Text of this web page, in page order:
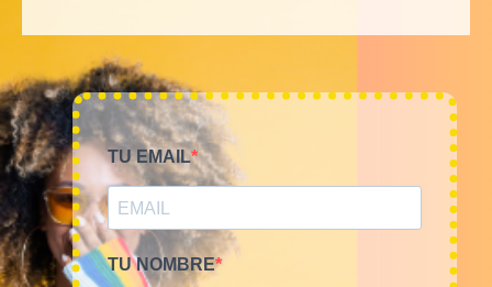
KILOS
Mix camisetas Cartoons
9€/Kg
45,00€–180,00€ (sin IVA)
Bala 45kg camisetas USA
720,00€ (sin IVA)
TU EMAIL
TU NOMBRE